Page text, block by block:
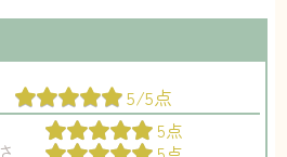
5/5点
5点